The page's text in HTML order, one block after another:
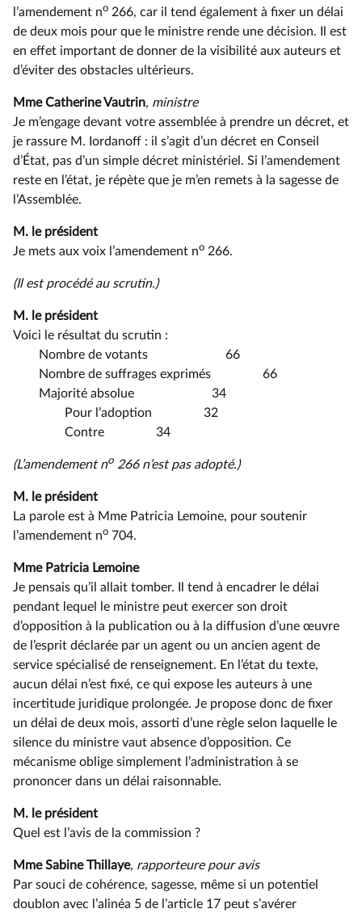
l’amendement no 266, car il tend également à fixer un délai
de deux mois pour que le ministre rende une décision. Il est
en effet important de donner de la visibilité aux auteurs et
d’éviter des obstacles ultérieurs.
Mme Catherine Vautrin, ministre
Je m’engage devant votre assemblée à prendre un décret, et
je rassure M. Iordanoff : il s’agit d’un décret en Conseil
d’État, pas d’un simple décret ministériel. Si l’amendement
reste en l’état, je répète que je m’en remets à la sagesse de
l’Assemblée.
M. le président
Je mets aux voix l’amendement no 266.
(Il est procédé au scrutin.)
M. le président
Voici le résultat du scrutin :
Nombre de votants 66
Nombre de suffrages exprimés 66
Majorité absolue 34
Pour l’adoption 32
Contre 34
(L’amendement no 266 n’est pas adopté.)
M. le président
La parole est à Mme Patricia Lemoine, pour soutenir
l’amendement no 704.
Mme Patricia Lemoine
Je pensais qu’il allait tomber. Il tend à encadrer le délai
pendant lequel le ministre peut exercer son droit
d’opposition à la publication ou à la diffusion d’une œuvre
de l’esprit déclarée par un agent ou un ancien agent de
service spécialisé de renseignement. En l’état du texte,
aucun délai n’est fixé, ce qui expose les auteurs à une
incertitude juridique prolongée. Je propose donc de fixer
un délai de deux mois, assorti d’une règle selon laquelle le
silence du ministre vaut absence d’opposition. Ce
mécanisme oblige simplement l’administration à se
prononcer dans un délai raisonnable.
M. le président
Quel est l’avis de la commission ?
Mme Sabine Thillaye, rapporteure pour avis
Par souci de cohérence, sagesse, même si un potentiel
doublon avec l’alinéa 5 de l’article 17 peut s’avérer